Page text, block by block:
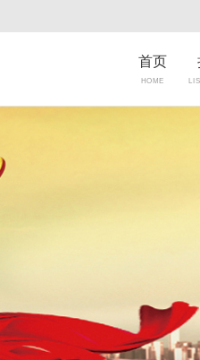
首页
HOME